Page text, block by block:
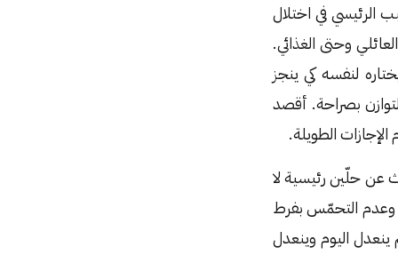
الرئيسي في اختلال
وحتى الغذائي.
لنفسه كي ينجز
بصراحة. أقصد
الطويلة.
عن حلّين رئيسية لا
والوقت وعدم التحمّس بفرط
ينعدل اليوم وينعدل